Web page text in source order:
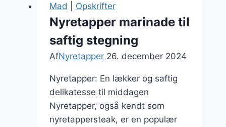
broccoli
Mad Opskrifter
Nyretapper marinade til
saftig stegning
AfNyretapper 26. december 2024
Nyretapper: En lækker og saftig
delikatesse til middagen
Nyretapper, også kendt som
nyretappersteak, er en populær